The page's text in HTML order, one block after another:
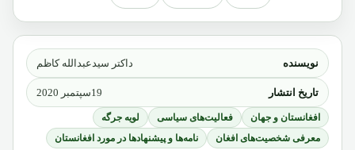
نویسنده داکتر سیدعبدالله کاظم
تاریخ انتشار 19سپتمبر 2020
افغانستان و جهان فعالیت‌های سیاسی
لویه جرگه
معرفی شخصیت‌های افغان
نامه‌ها و پیشنهادها در مورد افغانستان